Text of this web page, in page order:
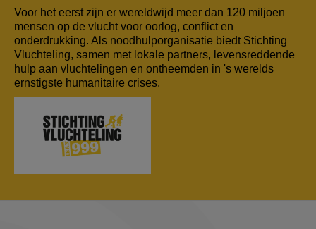
Voor het eerst zijn er wereldwijd meer dan 120 miljoen
mensen op de vlucht voor oorlog, conflict en
onderdrukking. Als noodhulporganisatie biedt Stichting
Vluchteling, samen met lokale partners, levensreddende
hulp aan vluchtelingen en ontheemden in 's werelds
ernstigste humanitaire crises.